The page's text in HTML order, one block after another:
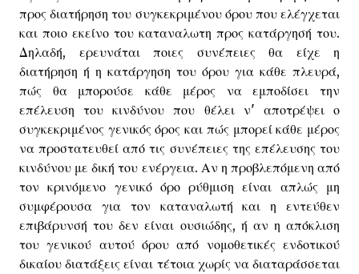
προς διατήρηση του συγκεκριμένου όρου που ελέγχεται
και ποιο εκείνο του καταναλωτη προς κατάργησή του.
Δηλαδή, ερευνάται ποιες συνέπειες θα είχε η
διατήρηση ή η κατάργηση του όρου για κάθε πλευρά,
πώς θα μπορούσε κάθε μέρος να εμποδίσει την
επέλευση του κινδύνου που θέλει ν' αποτρέψει ο
συγκεκριμένος γενικός όρος και πώς μπορεί κάθε μέρος
να προστατευθεί από τις συνέπειες της επέλευσης του
κινδύνου με δική του ενέργεια. Αν η προβλεπόμενη από
τον κρινόμενο γενικό όρο ρύθμιση είναι απλώς μη
συμφέρουσα για τον καταναλωτή και η εντεύθεν
επιβάρυνσή του δεν είναι ουσιώδης, ή αν η απόκλιση
του γενικού αυτού όρου από νομοθετικές ενδοτικού
δικαίου διατάξεις είναι τέτοια χωρίς να διαταράσσεται